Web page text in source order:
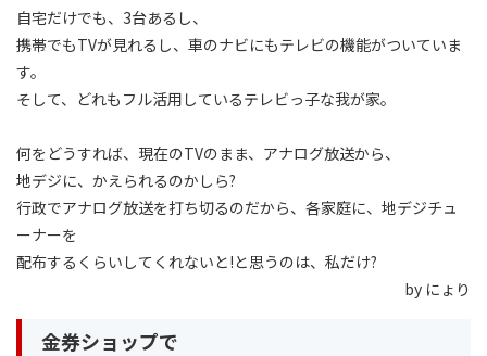
自宅だけでも、3台あるし、
携帯でもTVが見れるし、車のナビにもテレビの機能がついていま
す。
そして、どれもフル活用しているテレビっ子な我が家。
何をどうすれば、現在のTVのまま、アナログ放送から、
地デジに、かえられるのかしら?
行政でアナログ放送を打ち切るのだから、各家庭に、地デジチュ
ーナーを
配布するくらいしてくれないと!と思うのは、私だけ?
by にょり
金券ショップで